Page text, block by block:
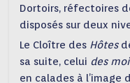
©FBereziat ©Ain
Dortoirs, réfectoires
disposés sur deux
Le Cloître des Hôtes
sa suite, celui des
en calades à l’image